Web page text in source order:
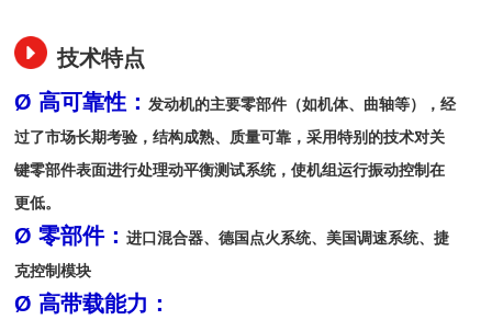
技术特点
Ø 高可靠性： 发动机的主要零部件（如机体、曲轴等），经
过了市场长期考验，结构成熟、质量可靠，采用特别的技术对关
键零部件表面进行处理动平衡测试系统，使机组运行振动控制在
更低。
Ø 零部件：进口混合器、德国点火系统、美国调速系统、捷
克控制模块
Ø 高带载能力：